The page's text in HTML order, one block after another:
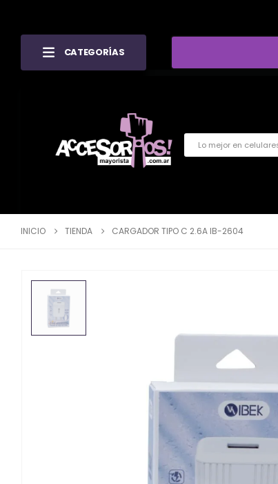
CATEGORÍAS
INICIO TIENDA CARGADOR TIPO C 2.6A IB-2604